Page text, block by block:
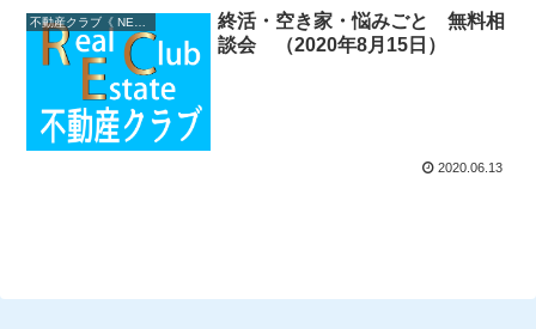
終活・空き家・悩みごと 無料相
談会 （2020年8月15日）
2020.06.13